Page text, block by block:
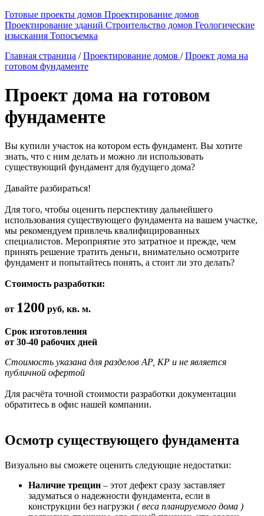
Готовые проекты домов Проектирование домов
Проектирование зданий Строительство домов Геологические
изыскания Топосъемка
Главная страница / Проектирование домов / Проект дома на
готовом фундаменте
Проект дома на готовом
фундаменте
Вы купили участок на котором есть фундамент. Вы хотите
знать, что с ним делать и можно ли использовать
существующий фундамент для будущего дома?
Давайте разбираться!
Для того, чтобы оценить перспективу дальнейшего
использования существующего фундамента на вашем участке,
мы рекомендуем привлечь квалифицированных
специалистов. Мероприятие это затратное и прежде, чем
принять решение тратить деньги, внимательно осмотрите
фундамент и попытайтесь понять, а стоит ли это делать?
Стоимость разработки:
от 1200 руб, кв. м.
Срок изготовления
от 30-40 рабочих дней
Стоимость указана для разделов АР, КР и не является
публичной офертой
Для расчёта точной стоимости разработки документации
обратитесь в офис нашей компании.
Осмотр существующего фундамента
Визуально вы сможете оценить следующие недостатки:
Наличие трещин – этот дефект сразу заставляет
задуматься о надежности фундамента, если в
конструкции без нагрузки ( веса планируемого дома )